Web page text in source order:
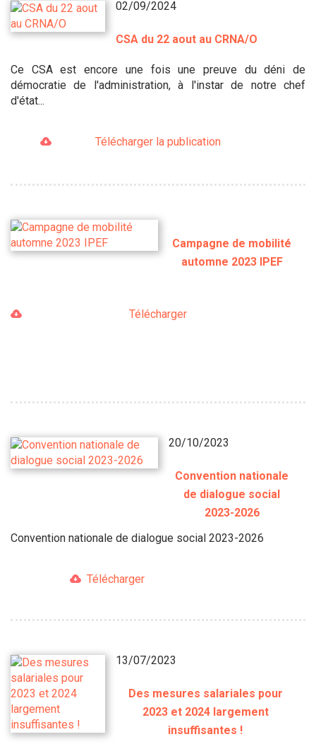
02/09/2024
CSA du 22 aout au CRNA/O
Ce CSA est encore une fois une preuve du déni de
démocratie de l'administration, à l'instar de notre chef
d'état...
Télécharger la publication
Campagne de mobilité
automne 2023 IPEF
Télécharger
20/10/2023
Convention nationale
de dialogue social
2023-2026
Convention nationale de dialogue social 2023-2026
Télécharger
13/07/2023
Des mesures salariales pour
2023 et 2024 largement
insuffisantes !